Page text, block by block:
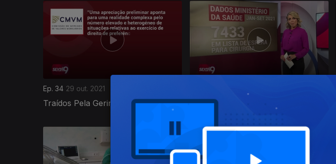
Ep. 34 29 out. 2021
Traídos Pela Geringonça Sozinhos Frente ao Cancro